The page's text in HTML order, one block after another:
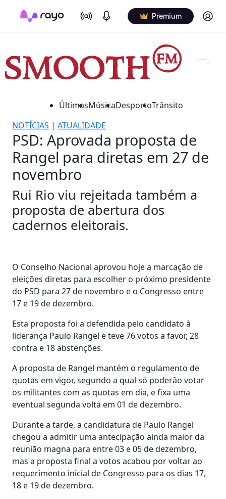
On Air Podcasts Premium Log in
ÚltimasMúsicaDesportoTrânsito
NOTÍCIAS | ATUALIDADE
PSD: Aprovada proposta de
Rangel para diretas em 27 de
novembro
Rui Rio viu rejeitada também a
proposta de abertura dos
cadernos eleitorais.
O Conselho Nacional aprovou hoje a marcação de
eleições diretas para escolher o próximo presidente
do PSD para 27 de novembro e o Congresso entre
17 e 19 de dezembro.
Esta proposta foi a defendida pelo candidato à
liderança Paulo Rangel e teve 76 votos a favor, 28
contra e 18 abstenções.
A proposta de Rangel mantém o regulamento de
quotas em vigor, segundo a qual só poderão votar
os militantes com as quotas em dia, e fixa uma
eventual segunda volta em 01 de dezembro.
Durante a tarde, a candidatura de Paulo Rangel
chegou a admitir uma antecipação ainda maior da
reunião magna para entre 03 e 05 de dezembro,
mas a proposta final a votos acabou por voltar ao
requerimento inicial de Congresso para os dias 17,
18 e 19 de dezembro.